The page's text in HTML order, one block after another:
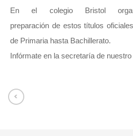
En el colegio Bristol
preparación de estos títulos
de Primaria hasta Bachillerato.
Infórmate en la secretaría de